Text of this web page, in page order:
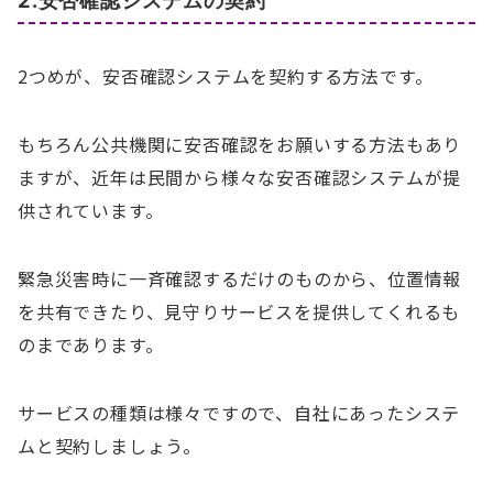
2つめが、安否確認システムを契約する方法です。
もちろん公共機関に安否確認をお願いする方法もあり
ますが、近年は民間から様々な安否確認システムが提
供されています。
緊急災害時に一斉確認するだけのものから、位置情報
を共有できたり、見守りサービスを提供してくれるも
のまであります。
サービスの種類は様々ですので、自社にあったシステ
ムと契約しましょう。